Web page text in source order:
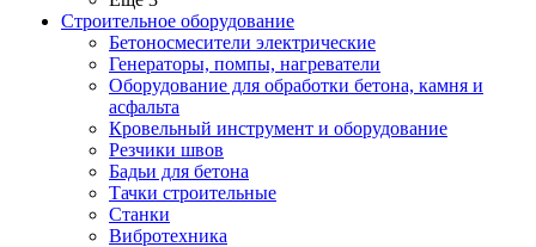
Строительное оборудование
Бетоносмесители электрические
Генераторы, помпы, нагреватели
Оборудование для обработки бетона, камня и
асфальта
Кровельный инструмент и оборудование
Резчики швов
Бадьи для бетона
Тачки строительные
Станки
Вибротехника